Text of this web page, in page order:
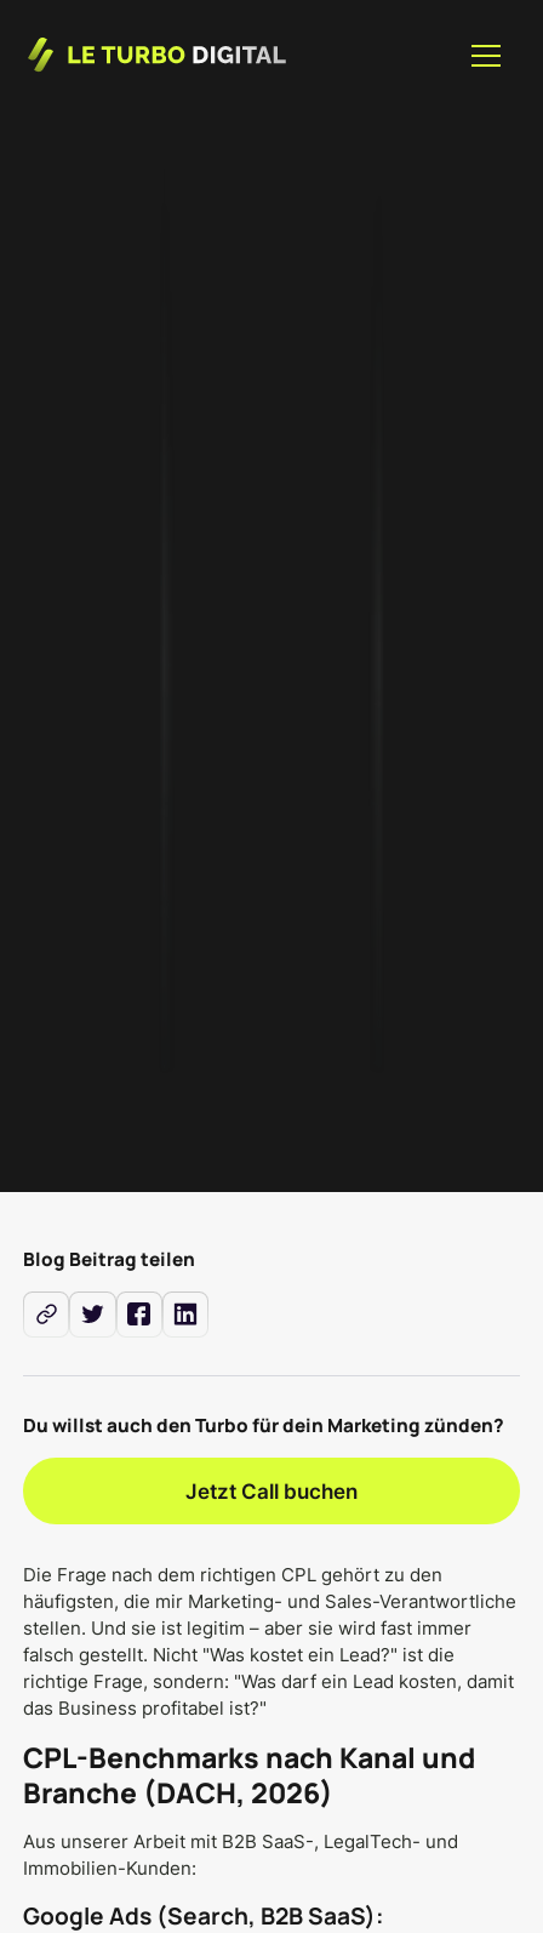
Blog Beitrag teilen
Du willst auch den Turbo für dein Marketing zünden?
Jetzt Call buchen
Die Frage nach dem richtigen CPL gehört zu den
häufigsten, die mir Marketing- und Sales-Verantwortliche
stellen. Und sie ist legitim – aber sie wird fast immer
falsch gestellt. Nicht "Was kostet ein Lead?" ist die
richtige Frage, sondern: "Was darf ein Lead kosten, damit
das Business profitabel ist?"
CPL-Benchmarks nach Kanal und
Branche (DACH, 2026)
Aus unserer Arbeit mit B2B SaaS-, LegalTech- und
Immobilien-Kunden:
Google Ads (Search, B2B SaaS):